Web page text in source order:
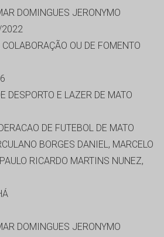
DOMINGUES JERONYMO
OU DE FOMENTO
DESPORTO E LAZER DE MATO
DE FUTEBOL DE MATO
BORGES DANIEL, MARCELO
RICARDO MARTINS NUNEZ,
DOMINGUES JERONYMO